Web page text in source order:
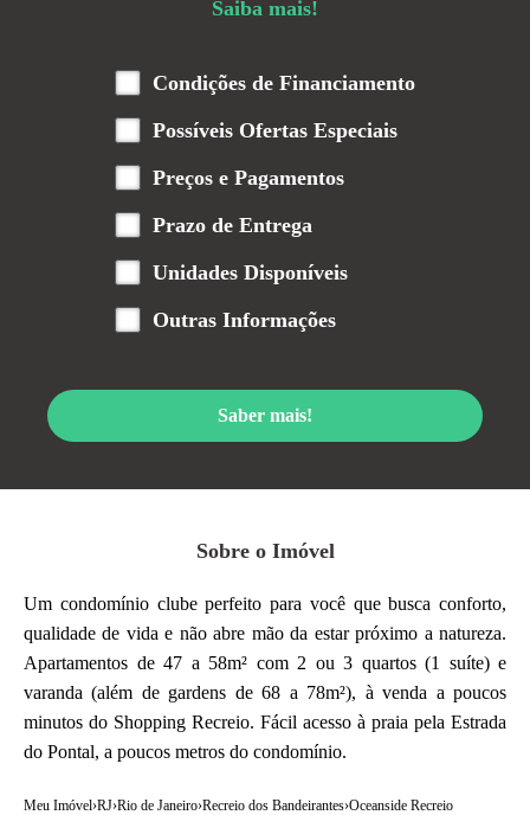
Sobre o Imóvel
Um condomínio clube perfeito para você que busca conforto,
qualidade de vida e não abre mão da estar próximo a natureza.
Apartamentos de 47 a 58m² com 2 ou 3 quartos (1 suíte) e
varanda (além de gardens de 68 a 78m²), à venda a poucos
minutos do Shopping Recreio. Fácil acesso à praia pela Estrada
do Pontal, a poucos metros do condomínio.
Meu Imóvel›RJ›Rio de Janeiro›Recreio dos Bandeirantes›Oceanside Recreio
Saiba mais!
Condições de Financiamento
Possíveis Ofertas Especiais
Preços e Pagamentos
Prazo de Entrega
Unidades Disponíveis
Outras Informações
Saber mais!